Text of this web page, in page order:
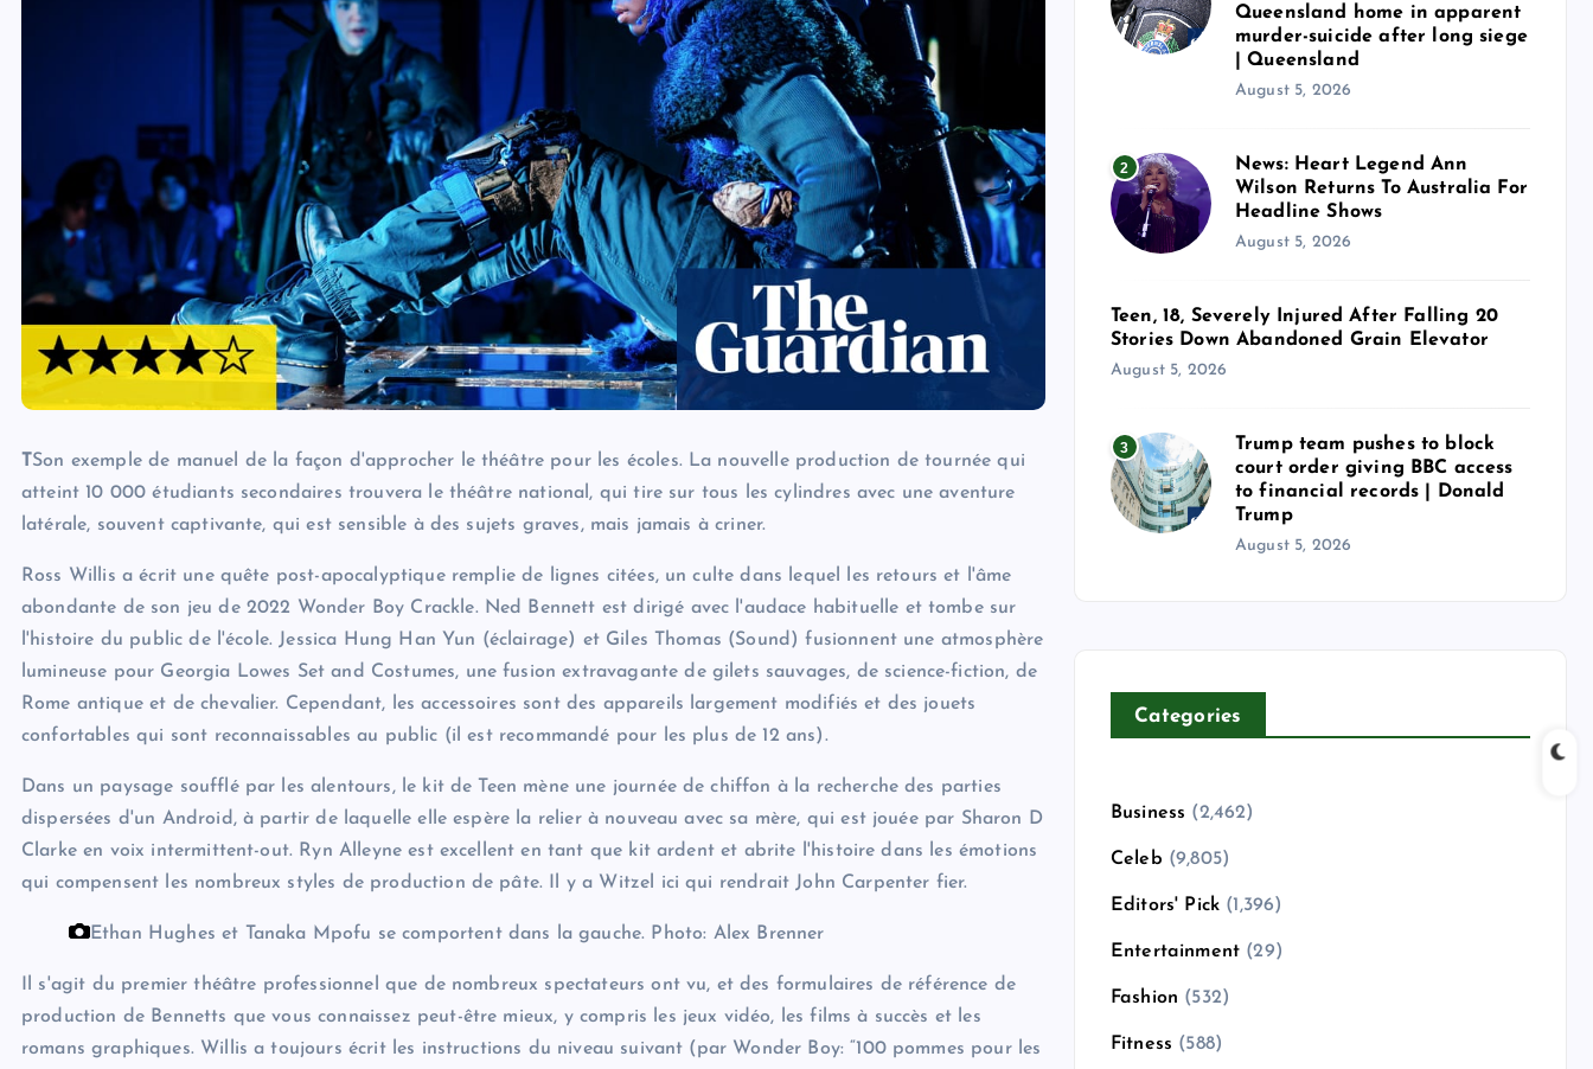
TSon exemple de manuel de la façon d'approcher le théâtre pour les écoles. La nouvelle production de tournée qui
atteint 10 000 étudiants secondaires trouvera le théâtre national, qui tire sur tous les cylindres avec une aventure
latérale, souvent captivante, qui est sensible à des sujets graves, mais jamais à criner.
Ross Willis a écrit une quête post-apocalyptique remplie de lignes citées, un culte dans lequel les retours et l'âme
abondante de son jeu de 2022 Wonder Boy Crackle. Ned Bennett est dirigé avec l'audace habituelle et tombe sur
l'histoire du public de l'école. Jessica Hung Han Yun (éclairage) et Giles Thomas (Sound) fusionnent une atmosphère
lumineuse pour Georgia Lowes Set and Costumes, une fusion extravagante de gilets sauvages, de science-fiction, de
Rome antique et de chevalier. Cependant, les accessoires sont des appareils largement modifiés et des jouets
confortables qui sont reconnaissables au public (il est recommandé pour les plus de 12 ans).
Dans un paysage soufflé par les alentours, le kit de Teen mène une journée de chiffon à la recherche des parties
dispersées d'un Android, à partir de laquelle elle espère la relier à nouveau avec sa mère, qui est jouée par Sharon D
Clarke en voix intermittent-out. Ryn Alleyne est excellent en tant que kit ardent et abrite l'histoire dans les émotions
qui compensent les nombreux styles de production de pâte. Il y a Witzel ici qui rendrait John Carpenter fier.
Ethan Hughes et Tanaka Mpofu se comportent dans la gauche. Photo: Alex Brenner
Il s'agit du premier théâtre professionnel que de nombreux spectateurs ont vu, et des formulaires de référence de
production de Bennetts que vous connaissez peut-être mieux, y compris les jeux vidéo, les films à succès et les
romans graphiques. Willis a toujours écrit les instructions du niveau suivant (par Wonder Boy: “100 pommes pour les
Queensland home in apparent
murder-suicide after long siege
| Queensland
August 5, 2026
2
News: Heart Legend Ann
Wilson Returns To Australia For
Headline Shows
August 5, 2026
Teen, 18, Severely Injured After Falling 20
Stories Down Abandoned Grain Elevator
August 5, 2026
3
Trump team pushes to block
court order giving BBC access
to financial records | Donald
Trump
August 5, 2026
Categories
Business (2,462)
Celeb (9,805)
Editors' Pick (1,396)
Entertainment (29)
Fashion (532)
Fitness (588)